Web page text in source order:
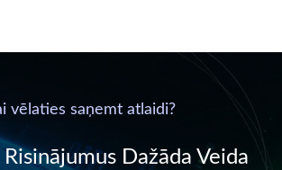
DC
& Energy Saving”
vēlaties saņemt atlaidi?
Dažāda Veida